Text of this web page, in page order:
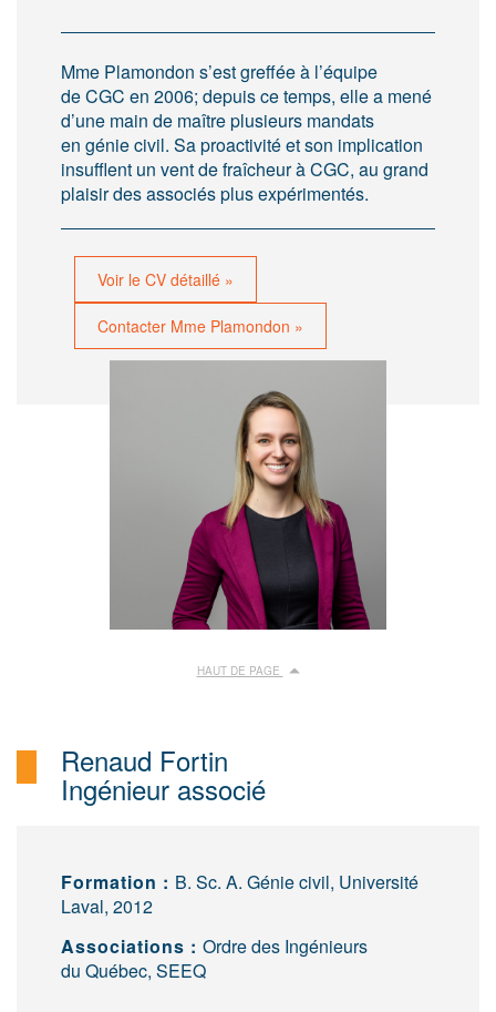
Mme Plamondon s’est greffée à l’équipe
de CGC en 2006; depuis ce temps, elle a mené
d’une main de maître plusieurs mandats
en génie civil. Sa proactivité et son implication
insufflent un vent de fraîcheur à CGC, au grand
plaisir des associés plus expérimentés.
Voir le CV détaillé »
Contacter Mme Plamondon »
HAUT DE PAGE
Renaud Fortin
Ingénieur associé
Formation : B. Sc. A. Génie civil, Université
Laval, 2012
Associations : Ordre des Ingénieurs
du Québec, SEEQ